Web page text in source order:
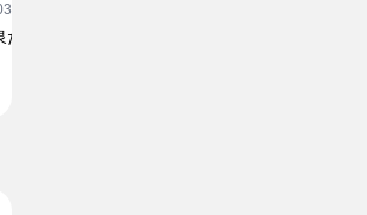
まご